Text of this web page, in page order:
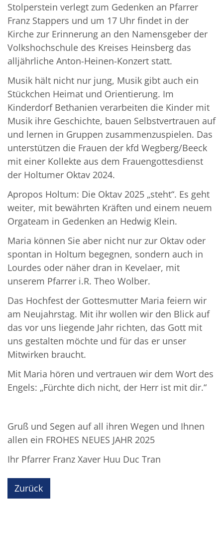
Stolperstein verlegt zum Gedenken an Pfarrer
Franz Stappers und um 17 Uhr findet in der
Kirche zur Erinnerung an den Namensgeber der
Volkshochschule des Kreises Heinsberg das
alljährliche Anton-Heinen-Konzert statt.
Musik hält nicht nur jung, Musik gibt auch ein
Stückchen Heimat und Orientierung. Im
Kinderdorf Bethanien verarbeiten die Kinder mit
Musik ihre Geschichte, bauen Selbstvertrauen auf
und lernen in Gruppen zusammenzuspielen. Das
unterstützen die Frauen der kfd Wegberg/Beeck
mit einer Kollekte aus dem Frauengottesdienst
der Holtumer Oktav 2024.
Apropos Holtum: Die Oktav 2025 „steht“. Es geht
weiter, mit bewährten Kräften und einem neuem
Orgateam in Gedenken an Hedwig Klein.
Maria können Sie aber nicht nur zur Oktav oder
spontan in Holtum begegnen, sondern auch in
Lourdes oder näher dran in Kevelaer, mit
unserem Pfarrer i.R. Theo Wolber.
Das Hochfest der Gottesmutter Maria feiern wir
am Neujahrstag. Mit ihr wollen wir den Blick auf
das vor uns liegende Jahr richten, das Gott mit
uns gestalten möchte und für das er unser
Mitwirken braucht.
Mit Maria hören und vertrauen wir dem Wort des
Engels: „Fürchte dich nicht, der Herr ist mit dir.“
Gruß und Segen auf all ihren Wegen und Ihnen
allen ein FROHES NEUES JAHR 2025
Ihr Pfarrer Franz Xaver Huu Duc Tran
Zurück